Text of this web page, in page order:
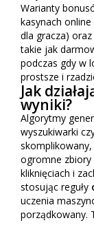
Warianty
kasynach
dla gracza)
takie jak
podczas gdy w
prostsze i
Jak
wyniki?
Algorytmy
wyszukiwarki
ogromne zbiory
kliknięciach i
stosując reguły
uczenia
porządkowany.